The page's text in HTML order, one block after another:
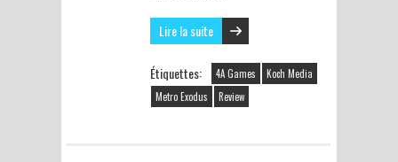
Lire la suite
Étiquettes: 4A Games
Koch Media
Metro Exodus
Review